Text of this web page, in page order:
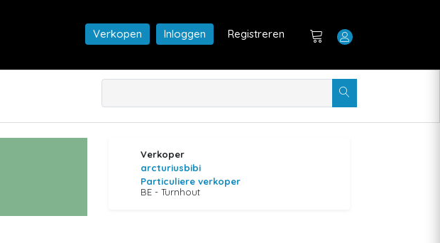
Verkopen Inloggen Registreren
Verkoper
arcturiusbibi
Particuliere verkoper
BE - Turnhout